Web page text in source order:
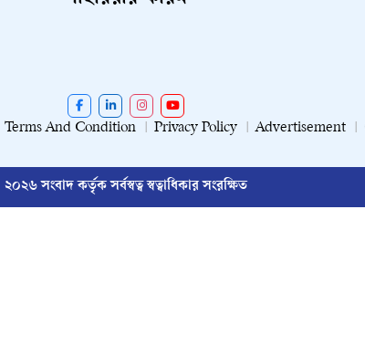
Terms And Condition Privacy Policy Advertisement
২০২৬ সংবাদ কর্তৃক সর্বস্বত্ব স্বত্বাধিকার সংরক্ষিত